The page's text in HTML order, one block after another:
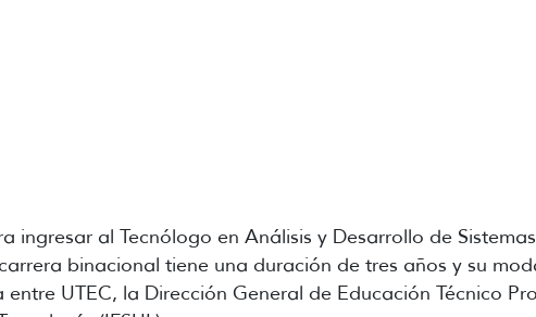
ingresar al Tecnólogo en Análisis y Desarrollo de
binacional tiene una duración de tres años y su
UTEC, la Dirección General de Educación Técnico